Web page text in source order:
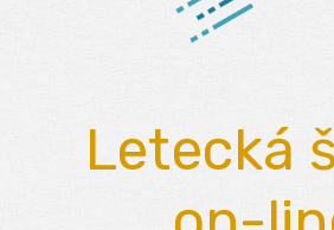
Letecká